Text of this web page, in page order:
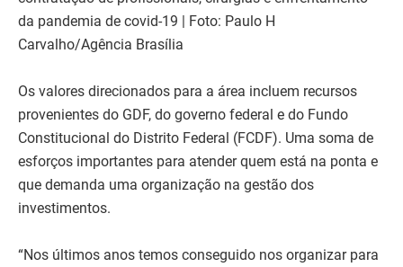
da pandemia de covid-19 | Foto: Paulo H
Carvalho/Agência Brasília
Os valores direcionados para a área incluem recursos
provenientes do GDF, do governo federal e do Fundo
Constitucional do Distrito Federal (FCDF). Uma soma de
esforços importantes para atender quem está na ponta e
que demanda uma organização na gestão dos
investimentos.
“Nos últimos anos temos conseguido nos organizar para